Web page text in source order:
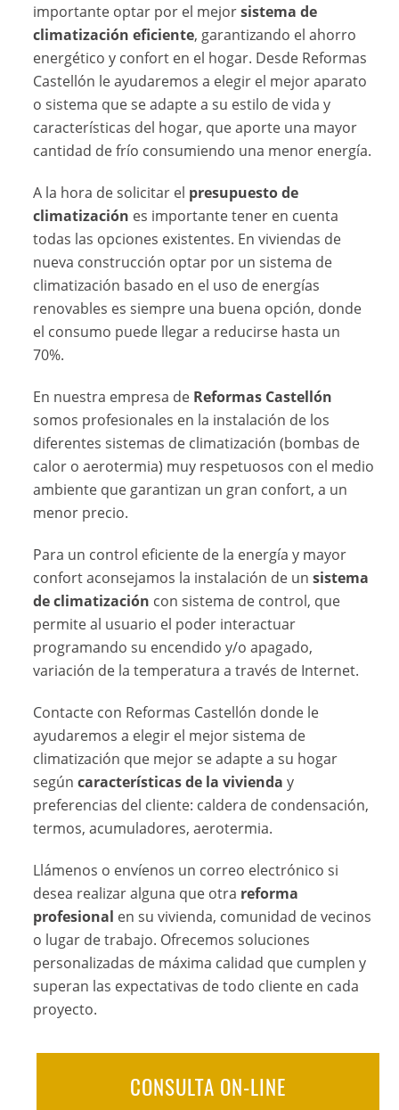
importante optar por el mejorsistema de
climatización eficiente, garantizando el ahorro
energético y confort en el hogar. Desde Reformas
Castellón le ayudaremos a elegir el mejor aparato
o sistema que se adapte a su estilo de vida y
características del hogar, que aporte una mayor
cantidad de frío consumiendo una menor energía.
A la hora de solicitar el presupuesto de
climatización es importante tener en cuenta
todas las opciones existentes. En viviendas de
nueva construcción optar por un sistema de
climatización basado en el uso de energías
renovables es siempre una buena opción, donde
el consumo puede llegar a reducirse hasta un
70%.
En nuestra empresa de Reformas Castellón
somos profesionales en la instalación de los
diferentes sistemas de climatización (bombas de
calor o aerotermia) muy respetuosos con el medio
ambiente que garantizan un gran confort, a un
menor precio.
Para un control eficiente de la energía y mayor
confort aconsejamos la instalación de unsistema
de climatización con sistema de control, que
permite al usuario el poder interactuar
programando su encendido y/o apagado,
variación de la temperatura a través de Internet.
Contacte con Reformas Castellón donde le
ayudaremos a elegir el mejor sistema de
climatización que mejor se adapte a su hogar
segúncaracterísticas de la vivienda y
preferencias del cliente: caldera de condensación,
termos, acumuladores, aerotermia.
Llámenos o envíenos un correo electrónico si
desea realizar alguna que otra reforma
profesional en su vivienda, comunidad de vecinos
o lugar de trabajo. Ofrecemos soluciones
personalizadas de máxima calidad que cumplen y
superan las expectativas de todo cliente en cada
proyecto.
CONSULTA ON-LINE